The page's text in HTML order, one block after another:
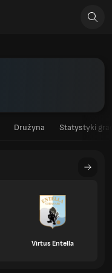
Drużyna Statystyki
Virtus Entella